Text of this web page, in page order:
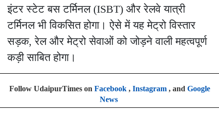
इंटर स्टेट बस टर्मिनल (ISBT) और रेलवे यात्री
टर्मिनल भी विकसित होगा। ऐसे में यह मेट्रो विस्तार
सड़क, रेल और मेट्रो सेवाओं को जोड़ने वाली महत्वपूर्ण
कड़ी साबित होगा।
Follow UdaipurTimes on Facebook, Instagram, and Google
News